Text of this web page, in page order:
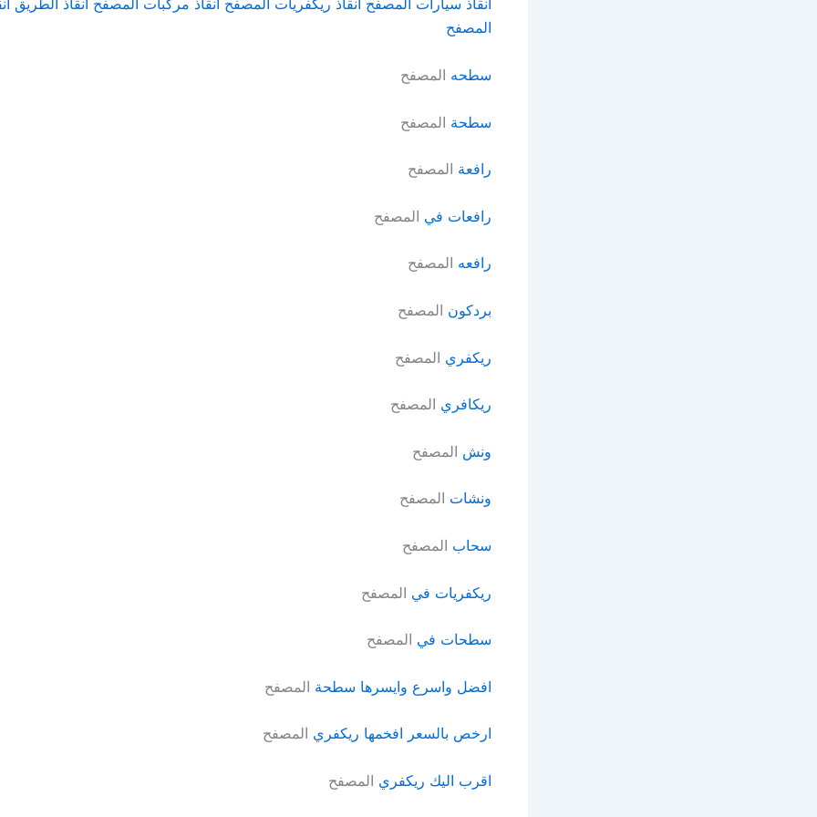
انقاذ سيارات المصفح انقاذ ريكفريات المصفح انقاذ مركبات المصفح انقاذ الطريق
المصفح
سطحه المصفح
سطحة المصفح
رافعة المصفح
رافعات في المصفح
رافعه المصفح
بردكون المصفح
ريكفري المصفح
ريكافري المصفح
ونش المصفح
ونشات المصفح
سحاب المصفح
ريكفريات في المصفح
سطحات في المصفح
افضل واسرع وايسرها سطحة المصفح
ارخص بالسعر افخمها ريكفري المصفح
اقرب اليك ريكفري المصفح